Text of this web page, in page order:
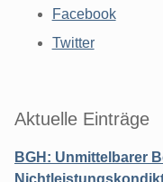
Facebook
Twitter
Aktuelle Einträge
BGH: Unmittelbarer